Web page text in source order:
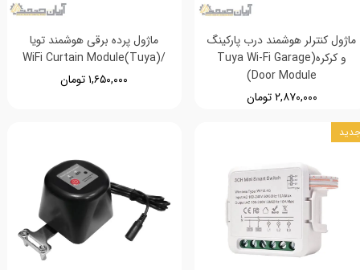
ماژول کنترلر هوشمند درب پارکینگ
و کرکره(Tuya Wi-Fi Garage
Door Module)
۲,۸۷۰,۰۰۰ تومان
ماژول پرده برقی هوشمند تویا
/(Tuya)WiFi Curtain Module
۱,۶۵۰,۰۰۰ تومان